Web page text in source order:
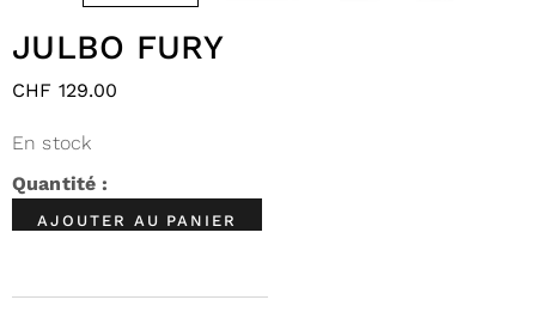
JULBO FURY
CHF 129.00
En stock
AJOUTER AU PANIER